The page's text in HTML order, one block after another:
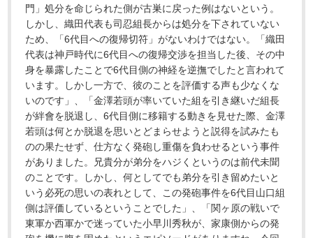
門」処分を命じられた側が古巣に戻った例はないという。
しかし、織田代表も司忍組長からは処分を下されていない
ため、「6代目への復帰切符」がないわけではない。「織田
代表は神戸時代に6代目への復帰交渉を担当した後、その中
身を暴露したことで6代目側の神経を逆撫でしたと言われて
います。しかし一方で、彼のことを評価する声も少なくな
いのです」、「金澤若頭が率いていた組を引き継いだ組長
が絆會を脱退し、6代目側に移籍する動きを見せた際、金澤
若頭は何とか脱退を思いとどまらせようと説得を試みたも
のの果たせず、仕方なく発砲し重傷を負わせるという事件
がありました。兄貴分が弟分をハジくというのは前代未聞
のことです。しかし、何としてでも弟分を引き留めたいと
いう必死の思いの表れとして、この発砲事件を6代目山口組
側は評価しているということでした」、「関ヶ原の戦いで
東軍か西軍かで迷っていた小早川秀秋が、家康側からの発